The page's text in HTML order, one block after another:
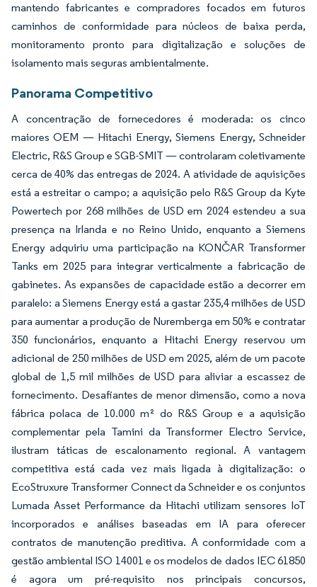
mantendo fabricantes e compradores focados em futuros
caminhos de conformidade para núcleos de baixa perda,
monitoramento pronto para digitalização e soluções de
isolamento mais seguras ambientalmente.
Panorama Competitivo
A concentração de fornecedores é moderada: os cinco
maiores OEM — Hitachi Energy, Siemens Energy, Schneider
Electric, R&S Group e SGB-SMIT — controlaram coletivamente
cerca de 40% das entregas de 2024. A atividade de aquisições
está a estreitar o campo; a aquisição pelo R&S Group da Kyte
Powertech por 268 milhões de USD em 2024 estendeu a sua
presença na Irlanda e no Reino Unido, enquanto a Siemens
Energy adquiriu uma participação na KONČAR Transformer
Tanks em 2025 para integrar verticalmente a fabricação de
gabinetes. As expansões de capacidade estão a decorrer em
paralelo: a Siemens Energy está a gastar 235,4 milhões de USD
para aumentar a produção de Nuremberga em 50% e contratar
350 funcionários, enquanto a Hitachi Energy reservou um
adicional de 250 milhões de USD em 2025, além de um pacote
global de 1,5 mil milhões de USD para aliviar a escassez de
fornecimento. Desafiantes de menor dimensão, como a nova
fábrica polaca de 10.000 m² do R&S Group e a aquisição
complementar pela Tamini da Transformer Electro Service,
ilustram táticas de escalonamento regional. A vantagem
competitiva está cada vez mais ligada à digitalização: o
EcoStruxure Transformer Connect da Schneider e os conjuntos
Lumada Asset Performance da Hitachi utilizam sensores IoT
incorporados e análises baseadas em IA para oferecer
contratos de manutenção preditiva. A conformidade com a
gestão ambiental ISO 14001 e os modelos de dados IEC 61850
é agora um pré-requisito nos principais concursos,